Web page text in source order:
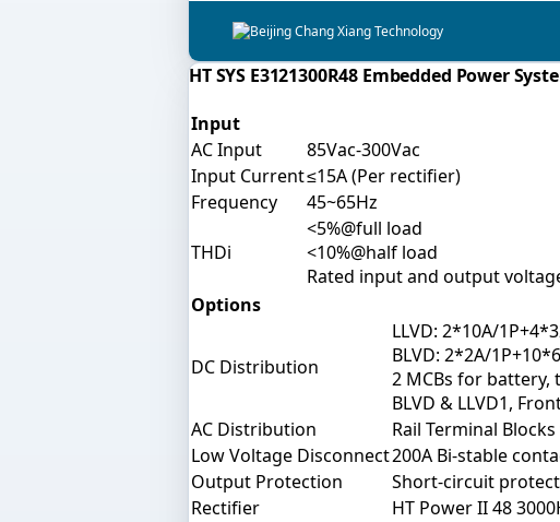
HT SYS E3121300R48 Embedded Power
Input
AC Input
85Vac-300Vac
Input Current≤15A (Per rectifier)
Frequency
45~65Hz
THDi
<5%@full load
<10%@half load
Rated input and output
Options
DC Distribution
LLVD: 2*10A/
BLVD: 2*2A/
2 MCBs for battery,
BLVD & LLVD1,
AC Distribution
Rail Terminal
Low Voltage Disconnect200A Bi-stable
Output Protection
Short-circuit
Rectifier
HT Power II 48